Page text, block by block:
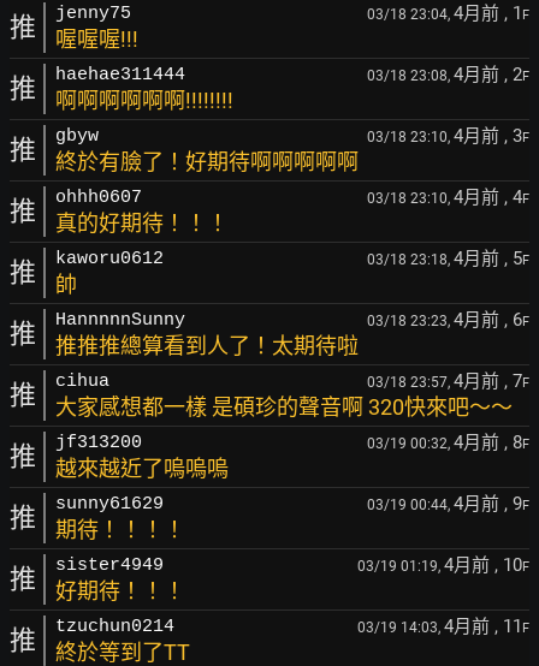
推 jenny75 03/18 23:04, 4月前 , 1 F
喔喔喔!!!
推 haehae311444 03/18 23:08, 4月前 , 2F
啊啊啊啊啊啊!!!!!!!!
推 gbyw 03/18 23:10, 4月前 , 3F
終於有臉了！好期待啊啊啊啊啊
推 ohhh0607 03/18 23:10, 4月前 , 4F
真的好期待！！！
推 kaworu0612 03/18 23:18, 4月前 , 5F
帥
推 HannnnnSunny 03/18 23:23, 4月前 , 6F
推推推總算看到人了！太期待啦
推 cihua 03/18 23:57, 4月前 , 7F
大家感想都一樣 是碩珍的聲音啊 320快來吧～～
推 jf313200 03/19 00:32, 4月前 , 8F
越來越近了嗚嗚嗚
推 sunny61629 03/19 00:44, 4月前 , 9F
期待！！！！
推 sister4949 03/19 01:19, 4月前 , 10F
好期待！！！
推 tzuchun0214 03/19 14:03, 4月前 , 11 F
終於等到了TT